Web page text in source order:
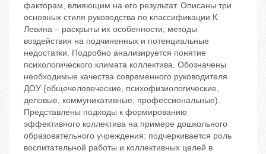
факторам, влияющим на его результат. Описаны три
основных стиля руководства по классификации К.
Левина – раскрыты их особенности, методы
воздействия на подчиненных и потенциальные
недостатки. Подробно анализируется понятие
психологического климата коллектива. Обозначены
необходимые качества современного руководителя
ДОУ (общечеловеческие, психофизиологические,
деловые, коммуникативные, профессиональные).
Представлены подходы к формированию
эффективного коллектива на примере дошкольного
образовательного учреждения: подчеркивается роль
воспитательной работы и коллективных целей в